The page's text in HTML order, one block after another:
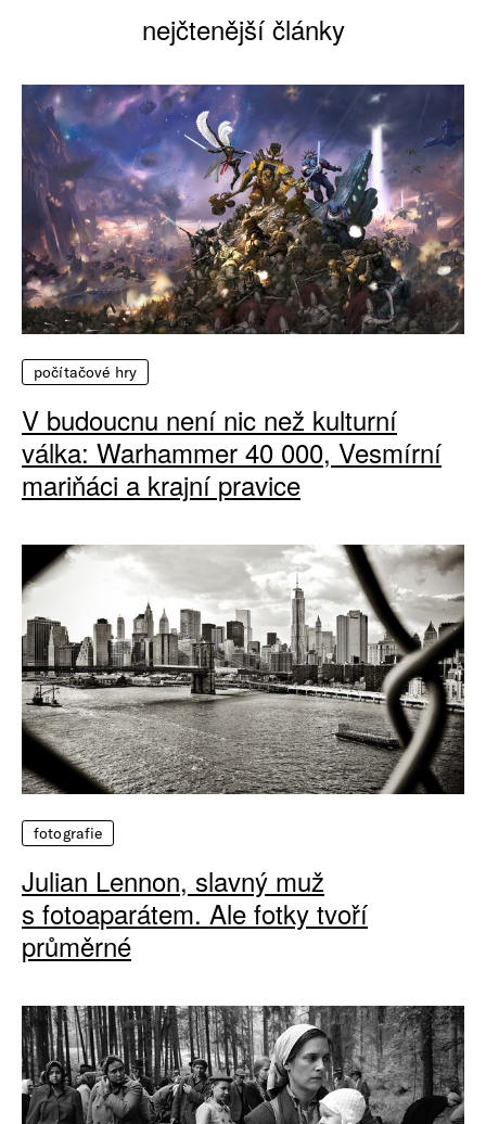
nejčtenější články
počítačové hry
V budoucnu není nic než kulturní
válka: Warhammer 40 000, Vesmírní
mariňáci a krajní pravice
fotografie
Julian Lennon, slavný muž
s fotoaparátem. Ale fotky tvoří
průměrné